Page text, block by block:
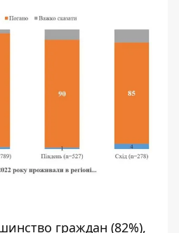
граждан (82%),